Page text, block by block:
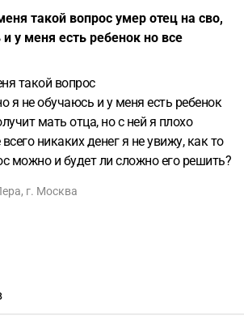
такой вопрос умер отец на сво,
у меня есть ребенок но все
такой вопрос
я не обучаюсь и у меня есть ребенок
мать отца, но с ней я плохо
никаких денег я не увижу, как то
можно и будет ли сложно его решить?
, г. Москва